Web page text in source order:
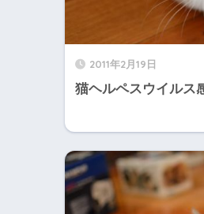
2011年2月19日
猫ヘルペスウイルス